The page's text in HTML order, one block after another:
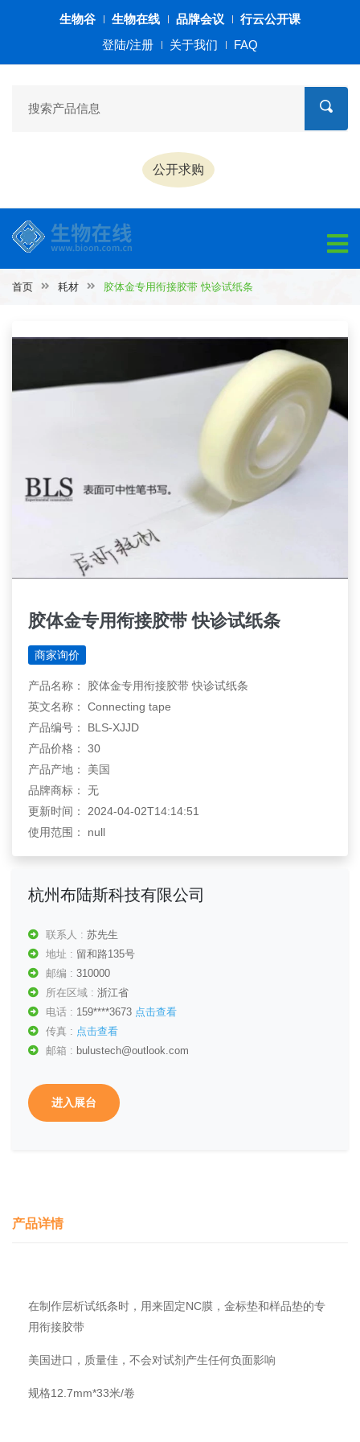
生物谷 生物在线 品牌会议
行云公开课
登陆/注册
关于我们 FAQ
公开求购
首页 耗材 胶体金专用衔接胶带 快诊试纸条
胶体金专用衔接胶带 快诊试纸条
商家询价
产品名称： 胶体金专用衔接胶带 快诊试纸条
英文名称： Connecting tape
产品编号： BLS-XJJD
产品价格： 30
产品产地： 美国
品牌商标： 无
更新时间： 2024-04-02T14:14:51
使用范围： null
杭州布陆斯科技有限公司
联系人 : 苏先生
地址 : 留和路135号
邮编 : 310000
所在区域 : 浙江省
电话 : 159****3673 点击查看
传真 : 点击查看
邮箱 : bulustech@outlook.com
进入展台
产品详情
在制作层析试纸条时，用来固定NC膜，金标垫和样品垫的专
用衔接胶带
美国进口，质量佳，不会对试剂产生任何负面影响
规格12.7mm*33米/卷